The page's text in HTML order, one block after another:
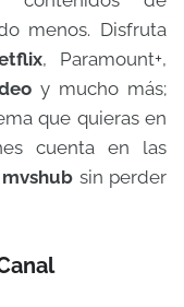
menos. Disfruta
, Paramount+,
y mucho más;
que quieras en
cuenta en las
mvshub sin perder